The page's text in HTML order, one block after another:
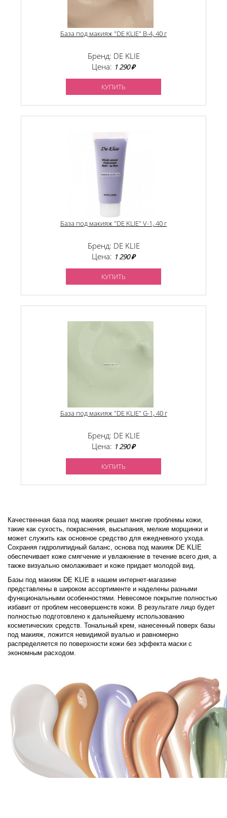
База под макияж "DE KLIE" В-4, 40 г
Бренд: DE KLIE
Цена: 1 290 ₽
КУПИТЬ
База под макияж "DE KLIE" V-1, 40 г
Бренд: DE KLIE
Цена: 1 290 ₽
КУПИТЬ
База под макияж "DE KLIE" G-1, 40 г
Бренд: DE KLIE
Цена: 1 290 ₽
КУПИТЬ
Качественная база под макияж решает многие проблемы кожи,
такие как сухость, покраснения, высыпания, мелкие морщинки и
может служить как основное средство для ежедневного ухода.
Сохраняя гидролипидный баланс, основа под макияж DE KLIE
обеспечивает коже смягчение и увлажнение в течение всего дня, а
также визуально омолаживает и коже придает молодой вид.
Базы под макияж DE KLIE в нашем интернет-магазине
представлены в широком ассортименте и наделены разными
функциональными особенностями. Невесомое покрытие полностью
избавит от проблем несовершенств кожи. В результате лицо будет
полностью подготовлено к дальнейшему использованию
косметических средств. Тональный крем, нанесенный поверх базы
под макияж, ложится невидимой вуалью и равномерно
распределяется по поверхности кожи без эффекта маски с
экономным расходом.